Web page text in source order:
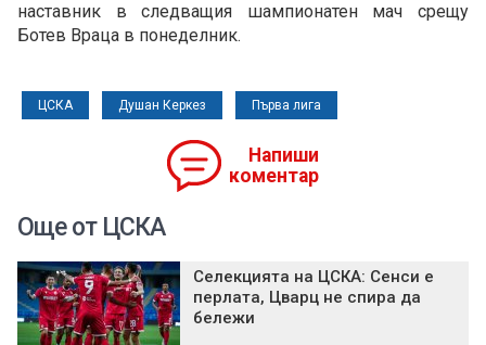
наставник в следващия шампионатен мач срещу
Ботев Враца в понеделник.
ЦСКА Душан Керкез Първа лига
Напиши
коментар
Още от ЦСКА
Селекцията на ЦСКА: Сенси е
перлата, Цварц не спира да
бележи